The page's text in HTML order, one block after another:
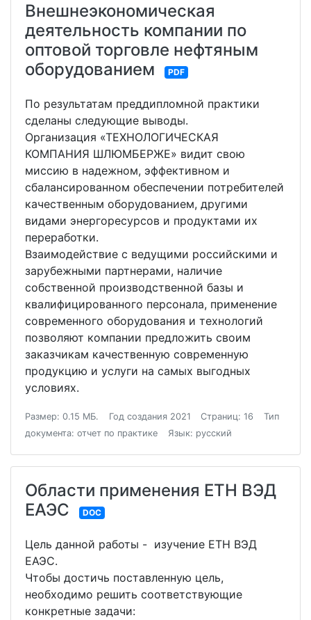
Внешнеэкономическая
деятельность компании по
оптовой торговле нефтяным
оборудованием
PDF
По результатам преддипломной практики
сделаны следующие выводы.
Организация «ТЕХНОЛОГИЧЕСКАЯ
КОМПАНИЯ ШЛЮМБЕРЖЕ» видит свою
миссию в надежном, эффективном и
сбалансированном обеспечении потребителей
качественным оборудованием, другими
видами энергоресурсов и продуктами их
переработки.
Взаимодействие с ведущими российскими и
зарубежными партнерами, наличие
собственной производственной базы и
квалифицированного персонала, применение
современного оборудования и технологий
позволяют компании предложить своим
заказчикам качественную современную
продукцию и услуги на самых выгодных
условиях.
Размер: 0.15 МБ. Год создания 2021 Страниц: 16
Тип
документа: отчет по практике
Язык: русский
Области применения ЕТН ВЭД
ЕАЭС
DOC
Цель данной работы - изучение ЕТН ВЭД
ЕАЭС.
Чтобы достичь поставленную цель,
необходимо решить соответствующие
конкретные задачи: